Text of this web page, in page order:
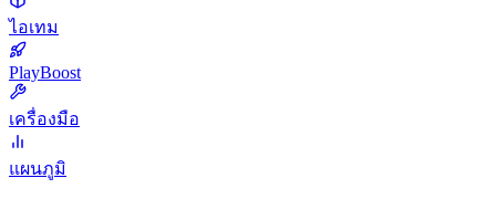
ไอเทม
PlayBoost
เครื่องมือ
แผนภูมิ